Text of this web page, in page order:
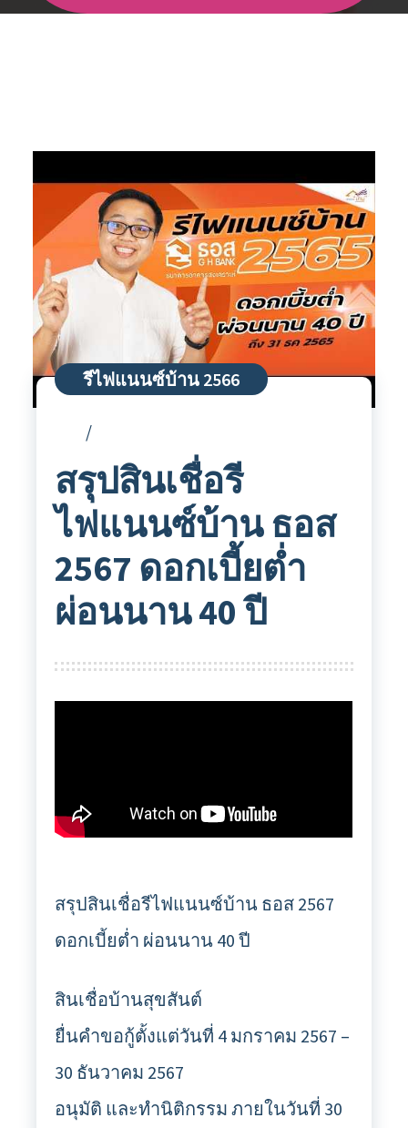
รีไฟแนนซ์บ้าน 2566
สรุปสินเชื่อรี
ไฟแนนซ์บ้าน ธอส
2567 ดอกเบี้ยต่ำ
ผ่อนนาน 40 ปี
สรุปสินเชื่อรีไฟแนนซ์บ้าน ธอส 2567
ดอกเบี้ยต่ำ ผ่อนนาน 40 ปี
สินเชื่อบ้านสุขสันต์
ยื่นคำขอกู้ตั้งแต่วันที่ 4 มกราคม 2567 –
30 ธันวาคม 2567
อนุมัติ และทำนิติกรรม ภายในวันที่ 30